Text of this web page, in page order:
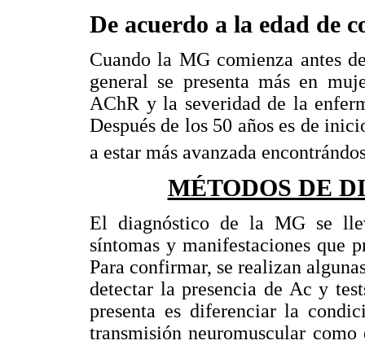
De acuerdo a la edad de
Cuando la MG comienza antes
general se presenta más en
AChR y la severidad de la
Después de los 50 años es de
a estar más avanzada
MÉTODOS DE
El diagnóstico de la MG se
síntomas y manifestaciones que
Para confirmar, se realizan
detectar la presencia de Ac y
presenta es diferenciar la
transmisión neuromuscular